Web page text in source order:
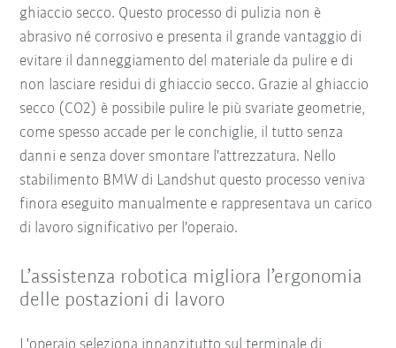
ghiaccio secco. Questo processo di pulizia non è
abrasivo né corrosivo e presenta il grande vantaggio di
evitare il danneggiamento del materiale da pulire e di
non lasciare residui di ghiaccio secco. Grazie al ghiaccio
secco (CO2) è possibile pulire le più svariate geometrie,
come spesso accade per le conchiglie, il tutto senza
danni e senza dover smontare l'attrezzatura. Nello
stabilimento BMW di Landshut questo processo veniva
finora eseguito manualmente e rappresentava un carico
di lavoro significativo per l'operaio.
L’assistenza robotica migliora l’ergonomia
delle postazioni di lavoro